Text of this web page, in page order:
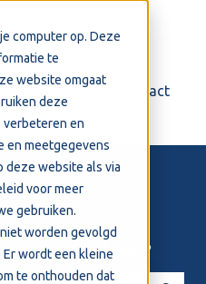
computer op. Deze
te
website omgaat
deze
verbeteren en
en meetgegevens
deze website als via
voor meer
gebruiken.
worden gevolgd
Er wordt een kleine
te onthouden dat
Support Contact
we je helpen?